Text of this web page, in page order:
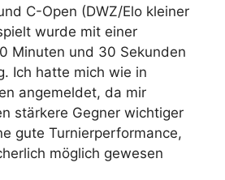
C-Open (DWZ/Elo kleiner
wurde mit einer
Minuten und 30 Sekunden
Ich hatte mich wie in
angemeldet, da mir
stärkere Gegner wichtiger
gute Turnierperformance,
möglich gewesen